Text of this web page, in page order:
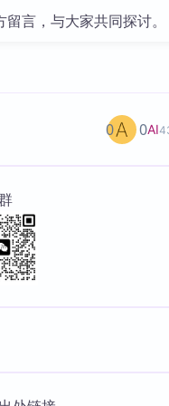
言，与大家共同探讨。
AI
0 0